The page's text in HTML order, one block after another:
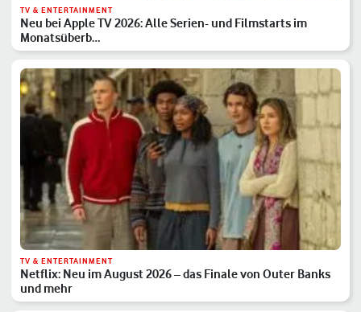
TV & ENTERTAINMENT
Neu bei Apple TV 2026: Alle Serien- und Filmstarts im
Monatsüberb…
TV & ENTERTAINMENT
Netflix: Neu im August 2026 – das Finale von Outer Banks
und mehr